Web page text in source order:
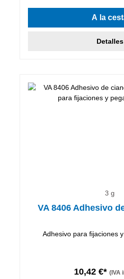
A la
Detalles
3 g
VA 8406 Adhesivo
Adhesivo para fijaciones
10,42 €* (IVA